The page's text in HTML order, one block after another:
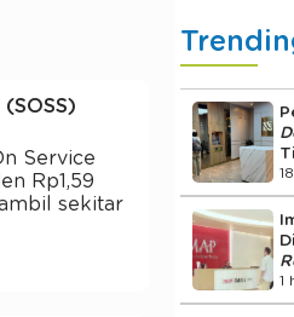
Service
Rp1,59
sekitar
1